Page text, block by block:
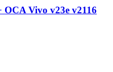
OCA Vivo v23e v2116